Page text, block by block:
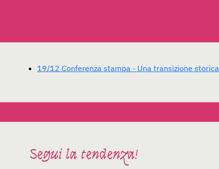
19/12 Conferenza stampa - Una transizione
Segui la tendenza!